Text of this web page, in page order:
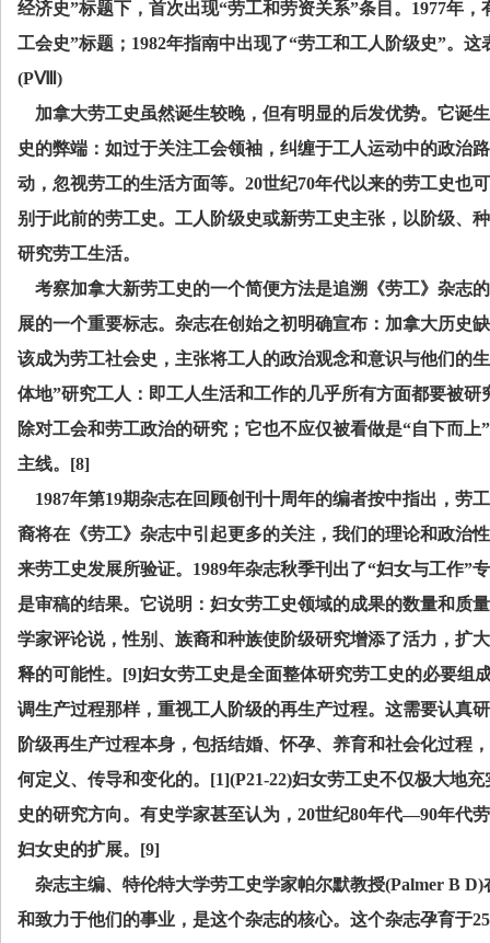
经济史”标题下，首次出现“劳工和劳资关系”条目。 1977年，
工会史”标题； 1982年指南中出现了“劳工和工人阶级史”。
(PⅧ )
加拿大劳工史虽然诞生较晚，但有明显的后发优势。它诞
史的弊端：如过于关注工会领袖，纠缠于工人运动中的政治
动，忽视劳工的生活方面等。 20世纪70年代以来的劳工史也
别于此前的劳工史。工人阶级史或新劳工史主张，以阶级、
研究劳工生活。
考察加拿大新劳工史的一个简便方法是追溯《劳工》杂志
展的一个重要标志。杂志在创始之初明确宣布：加拿大历史
该成为劳工社会史，主张将工人的政治观念和意识与他们的
体地”研究工人：即工人生活和工作的几乎所有方面都要被
除对工会和劳工政治的研究；它也不应仅被看做是“自下而
主线。 [8]
1987年第19期杂志在回顾创刊十周年的编者按中指出，劳
裔将在《劳工》杂志中引起更多的关注，我们的理论和政治
来劳工史发展所验证。 1989年杂志秋季刊出了“妇女与工作”
是审稿的结果。它说明：妇女劳工史领域的成果的数量和质
学家评论说，性别、族裔和种族使阶级研究增添了活力，扩
释的可能性。 [9]妇女劳工史是全面整体研究劳工史的必要组
调生产过程那样，重视工人阶级的再生产过程。这需要认真
阶级再生产过程本身，包括结婚、怀孕、养育和社会化过程
何定义、传导和变化的。 [1](P21-22)妇女劳工史不仅极大地
史的研究方向。有史学家甚至认为， 20世纪80年代—90年代
妇女史的扩展。 [9]
杂志主编、特伦特大学劳工史学家帕尔默教授(Palmer B D)
和致力于他们的事业，是这个杂志的核心。这个杂志孕育于25